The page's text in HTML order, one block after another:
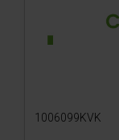
1006099KVK